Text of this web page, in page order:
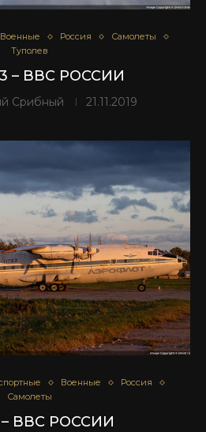
Военные Россия
Самолеты
Туполев
– ВВС РОССИИ
Срибный 21.11.2019
Военные
Россия
Самолеты
– ВВС РОССИИ